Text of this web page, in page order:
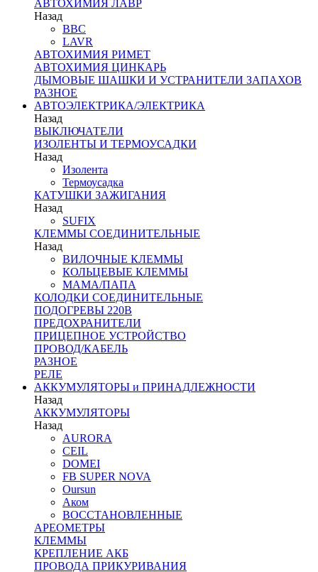
АВТОХИМИЯ ЛАВР
Назад
BBC
LAVR
АВТОХИМИЯ РИМЕТ
АВТОХИМИЯ ЦИНКАРЬ
ДЫМОВЫЕ ШАШКИ И УСТРАНИТЕЛИ ЗАПАХОВ
РАЗНОЕ
АВТОЭЛЕКТРИКА/ЭЛЕКТРИКА
Назад
ВЫКЛЮЧАТЕЛИ
ИЗОЛЕНТЫ И ТЕРМОУСАДКИ
Назад
Изолента
Термоусадка
КАТУШКИ ЗАЖИГАНИЯ
Назад
SUFIX
КЛЕММЫ СОЕДИНИТЕЛЬНЫЕ
Назад
ВИЛОЧНЫЕ КЛЕММЫ
КОЛЬЦЕВЫЕ КЛЕММЫ
МАМА/ПАПА
КОЛОДКИ СОЕДИНИТЕЛЬНЫЕ
ПОДОГРЕВЫ 220В
ПРЕДОХРАНИТЕЛИ
ПРИЦЕПНОЕ УСТРОЙСТВО
ПРОВОД/КАБЕЛЬ
РАЗНОЕ
РЕЛЕ
АККУМУЛЯТОРЫ и ПРИНАДЛЕЖНОСТИ
Назад
АККУМУЛЯТОРЫ
Назад
AURORA
CEIL
DOMEI
FB SUPER NOVA
Oursun
Аком
ВОССТАНОВЛЕННЫЕ
АРЕОМЕТРЫ
КЛЕММЫ
КРЕПЛЕНИЕ АКБ
ПРОВОДА ПРИКУРИВАНИЯ